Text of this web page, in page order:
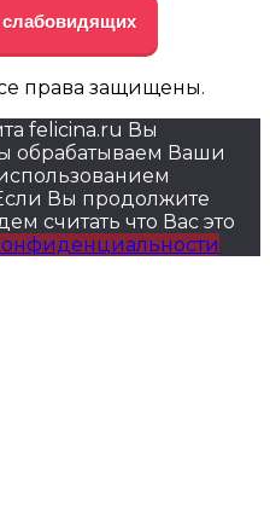
права защищены.
felicina.ru Вы
обрабатываем Ваши
Вы продолжите
считать что Вас это